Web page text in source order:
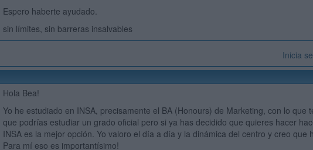
Espero haberte ayudado.
sin límites, sin barreras insalvables
Inicia
Hola Bea!
Yo he estudiado en INSA, precisamente el BA (Honours) de Marketing, con lo que
que podrías estudiar un grado oficial pero si ya has decidido que quieres hacer
INSA es la mejor opción. Yo valoro el día a día y la dinámica del centro y creo que
Para mí eso es importantísimo!